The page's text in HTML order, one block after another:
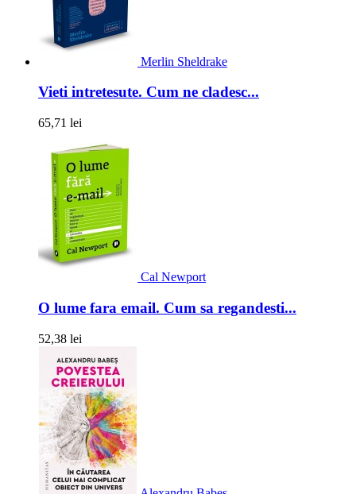
Merlin Sheldrake
Vieti intretesute. Cum ne cladesc...
65,71 lei
Cal Newport
O lume fara email. Cum sa regandesti...
52,38 lei